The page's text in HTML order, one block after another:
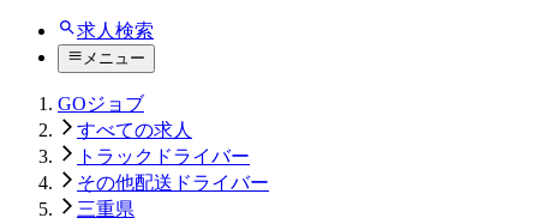
求人検索
メニュー
GOジョブ
すべての求人
トラックドライバー
その他配送ドライバー
三重県